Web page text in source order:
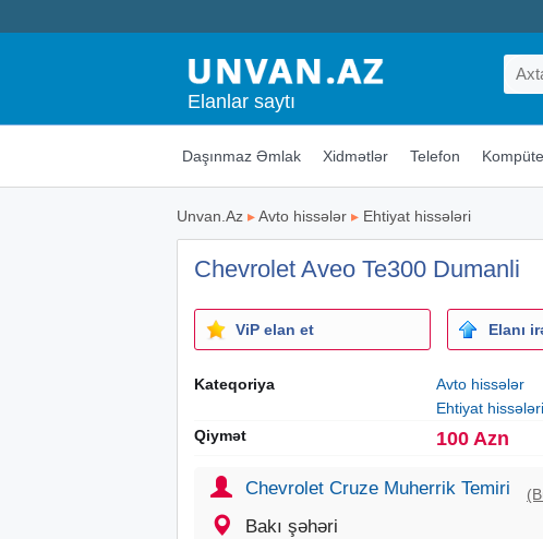
Elanlar saytı
Daşınmaz Əmlak Xidmətlər Telefon
Unvan.Az ▸Avto hissələr ▸ Ehtiyat hissələri
Chevrolet Aveo Te300 Dumanli
ViP elan et Elanı
Kateqoriya
Avto hissələr
Ehtiyat hissələri
Qiymət
100 Azn
Chevrolet Cruze Muherrik Temiri
Bakı şəhəri